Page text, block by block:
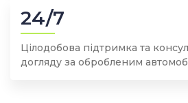
24/7
Цілодобова підтримка та
догляду за обробленим